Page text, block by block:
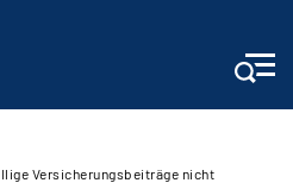
Versicherungsbeiträge nicht